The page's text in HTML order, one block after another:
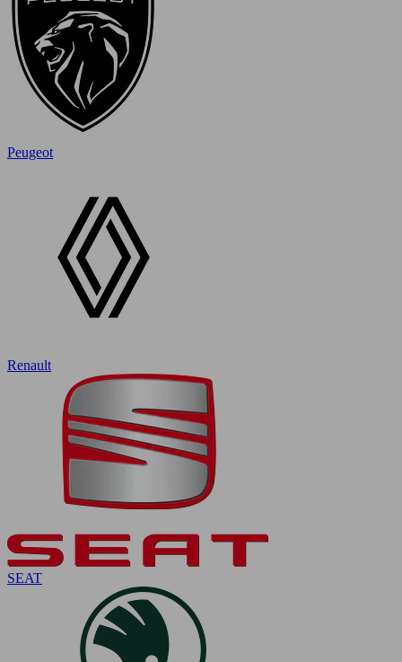
Peugeot
Renault
SEAT